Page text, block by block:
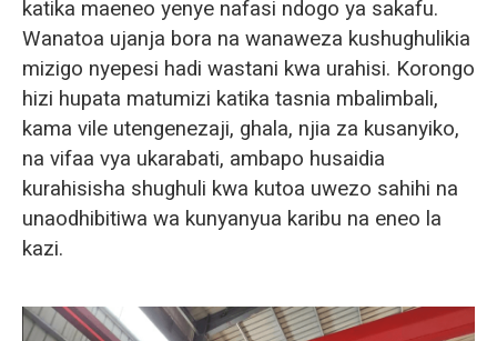
katika maeneo yenye nafasi ndogo ya sakafu.
Wanatoa ujanja bora na wanaweza kushughulikia
mizigo nyepesi hadi wastani kwa urahisi. Korongo
hizi hupata matumizi katika tasnia mbalimbali,
kama vile utengenezaji, ghala, njia za kusanyiko,
na vifaa vya ukarabati, ambapo husaidia
kurahisisha shughuli kwa kutoa uwezo sahihi na
unaodhibitiwa wa kunyanyua karibu na eneo la
kazi.